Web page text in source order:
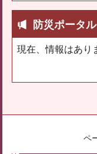
防災ポータル
現在、情報はあり
ペ